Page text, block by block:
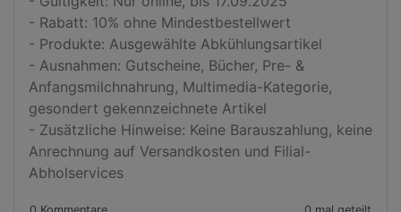
- Rabatt: 10% ohne Mindestbestellwert
- Produkte: Ausgewählte Abkühlungsartikel
- Ausnahmen: Gutscheine, Bücher, Pre- &
Anfangsmilchnahrung, Multimedia-Kategorie,
gesondert gekennzeichnete Artikel
- Zusätzliche Hinweise: Keine Barauszahlung, keine
Anrechnung auf Versandkosten und Filial-
Abholservices